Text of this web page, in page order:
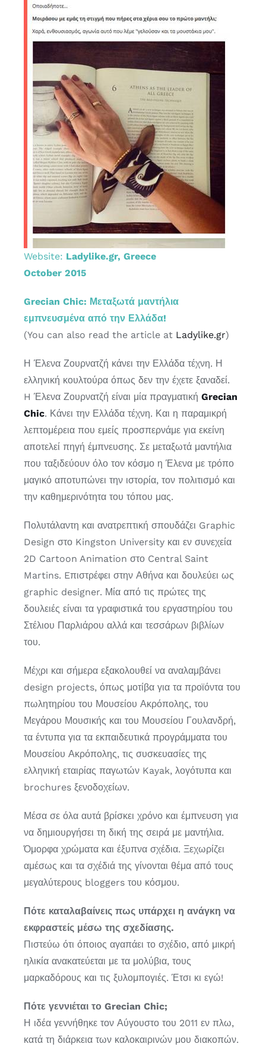
Website: Ladylike.gr, Greece
October 2015
Grecian Chic: Μεταξωτά μαντήλια
εμπνευσμένα από την Ελλάδα!
(You can also read the article at Ladylike.gr)
Η Έλενα Ζουρνατζή κάνει την Ελλάδα τέχνη. Η
ελληνική κουλτούρα όπως δεν την έχετε ξαναδεί.
H Έλενα Ζουρνατζή είναι μία πραγματική Grecian
Chic. Κάνει την Ελλάδα τέχνη. Και η παραμικρή
λεπτομέρεια που εμείς προσπερνάμε για εκείνη
αποτελεί πηγή έμπνευσης. Σε μεταξωτά μαντήλια
που ταξιδεύουν όλο τον κόσμο η Έλενα με τρόπο
μαγικό αποτυπώνει την ιστορία, τον πολιτισμό και
την καθημερινότητα του τόπου μας.
Πολυτάλαντη και ανατρεπτική σπουδάζει Graphic
Design στο Kingston University και εν συνεχεία
2D Cartoon Animation στο Central Saint
Martins. Eπιστρέφει στην Αθήνα και δουλεύει ως
graphic designer. Μία από τις πρώτες της
δουλειές είναι τα γραφιστικά του εργαστηρίου του
Στέλιου Παρλιάρου αλλά και τεσσάρων βιβλίων
του.
Μέχρι και σήμερα εξακολουθεί να αναλαμβάνει
design projects, όπως μοτίβα για τα προϊόντα του
πωλητηρίου του Μουσείου Ακρόπολης, του
Μεγάρου Μουσικής και του Μουσείου Γουλανδρή,
τα έντυπα για τα εκπαιδευτικά προγράμματα του
Μουσείου Ακρόπολης, τις συσκευασίες της
ελληνική εταιρίας παγωτών Kayak, λογότυπα και
brochures ξενοδοχείων.
Μέσα σε όλα αυτά βρίσκει χρόνο και έμπνευση για
να δημιουργήσει τη δική της σειρά με μαντήλια.
Όμορφα χρώματα και έξυπνα σχέδια. Ξεχωρίζει
αμέσως και τα σχέδιά της γίνονται θέμα από τους
μεγαλύτερους bloggers του κόσμου.
Πότε καταλαβαίνεις πως υπάρχει η ανάγκη να
εκφραστείς μέσω της σχεδίασης.
Πιστεύω ότι όποιος αγαπάει το σχέδιο, από μικρή
ηλικία ανακατεύεται με τα μολύβια, τους
μαρκαδόρους και τις ξυλομπογιές. Έτσι κι εγώ!
Πότε γεννιέται το Grecian Chic;
Η ιδέα γεννήθηκε τον Αύγουστο του 2011 εν πλω,
κατά τη διάρκεια των καλοκαιρινών μου διακοπών.